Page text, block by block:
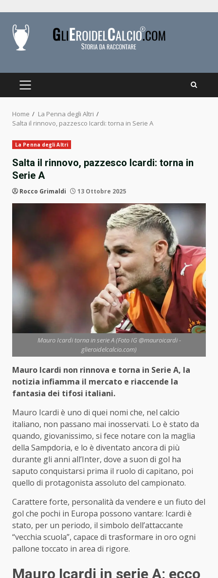
content
PRIMARY
Home
La Penna degli Altri
Salta il rinnovo, pazzesco Icardi: torna in Serie A
La Penna degli Altri
Salta il rinnovo, pazzesco Icardi: torna in
Serie A
Rocco Grimaldi 13 Ottobre 2025
Mauro Icardi torna in serie A (Foto IG @mauroicardi -
glieroidelcalcio.com)
Mauro Icardi non rinnova e torna in Serie A, la
notizia infiamma il mercato e riaccende la
fantasia dei tifosi italiani.
Mauro Icardi è uno di quei nomi che, nel calcio
italiano, non passano mai inosservati. Lo è stato da
quando, giovanissimo, si fece notare con la maglia
della Sampdoria, e lo è diventato ancora di più
durante gli anni all’Inter, dove a suon di gol ha
saputo conquistarsi prima il ruolo di capitano, poi
quello di protagonista assoluto del campionato.
Carattere forte, personalità da vendere e un fiuto del
gol che pochi in Europa possono vantare: Icardi è
stato, per un periodo, il simbolo dell’attaccante
“vecchia scuola”, capace di trasformare in oro ogni
pallone toccato in area di rigore.
Mauro Icardi in serie A: ecco